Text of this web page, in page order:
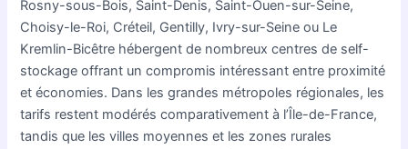
Rosny-sous-Bois, Saint-Denis, Saint-Ouen-sur-Seine,
Choisy-le-Roi, Créteil, Gentilly, Ivry-sur-Seine ou Le
Kremlin-Bicêtre hébergent de nombreux centres de self-
stockage offrant un compromis intéressant entre proximité
et économies. Dans les grandes métropoles régionales, les
tarifs restent modérés comparativement à l’Île-de-France,
tandis que les villes moyennes et les zones rurales